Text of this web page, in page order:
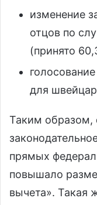
изменение
отцов по
(принято
для
Таким образом,
прямых
повышало
вычета». Такая